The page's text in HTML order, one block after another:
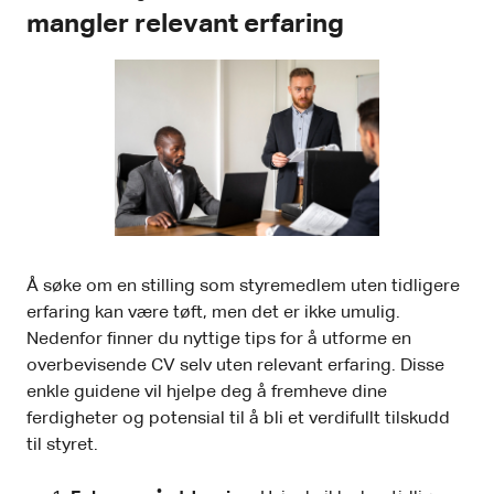
mangler relevant erfaring
Å søke om en stilling som styremedlem uten tidligere
erfaring kan være tøft, men det er ikke umulig.
Nedenfor finner du nyttige tips for å utforme en
overbevisende CV selv uten relevant erfaring. Disse
enkle guidene vil hjelpe deg å fremheve dine
ferdigheter og potensial til å bli et verdifullt tilskudd
til styret.